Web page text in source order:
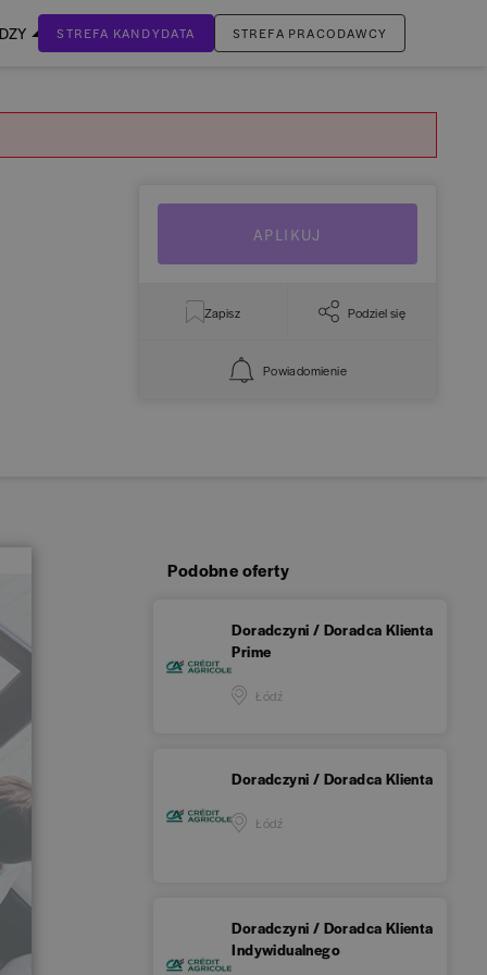
STREFA KANDYDATA STREFA PRACODAWCY
APLIKUJ
Zapisz Podziel się
Powiadomienie
Podobne oferty
Doradczyni / Doradca Klienta
Prime
Łódź
Doradczyni / Doradca Klienta
Łódź
Doradczyni / Doradca Klienta
Indywidualnego